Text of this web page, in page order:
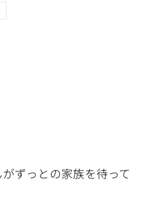
ずっとの家族を待って